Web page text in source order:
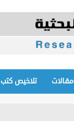
مقالات تلاخيص كتب